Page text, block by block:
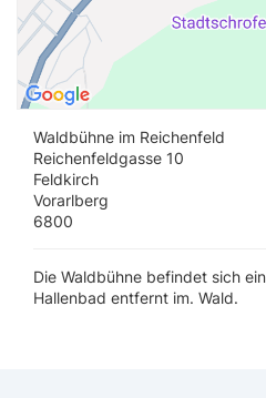
Waldbühne im Reichenfeld
Reichenfeldgasse 10
Feldkirch
Vorarlberg
6800
Die Waldbühne befindet sich
Hallenbad entfernt im. Wald.